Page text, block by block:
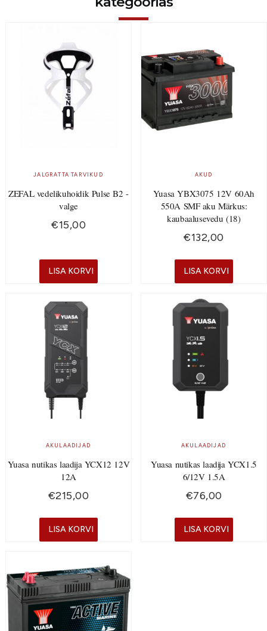
JALGRATTA TARVIKUD
ZEFAL vedelikuhoidik Pulse B2 -
valge
€15,00
LISA KORVI
AKUD
Yuasa YBX3075 12V 60Ah
550A SMF aku Märkus:
kaubaalusevedu (18)
€132,00
LISA KORVI
AKULAADIJAD
Yuasa nutikas laadija YCX12 12V
12A
€215,00
LISA KORVI
AKULAADIJAD
Yuasa nutikas laadija YCX1.5
6/12V 1.5A
€76,00
LISA KORVI